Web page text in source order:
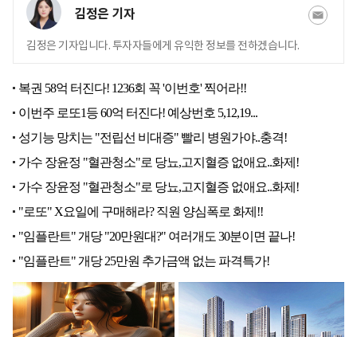
김정은 기자
김정은 기자입니다. 투자자들에게 유익한 정보를 전하겠습니다.